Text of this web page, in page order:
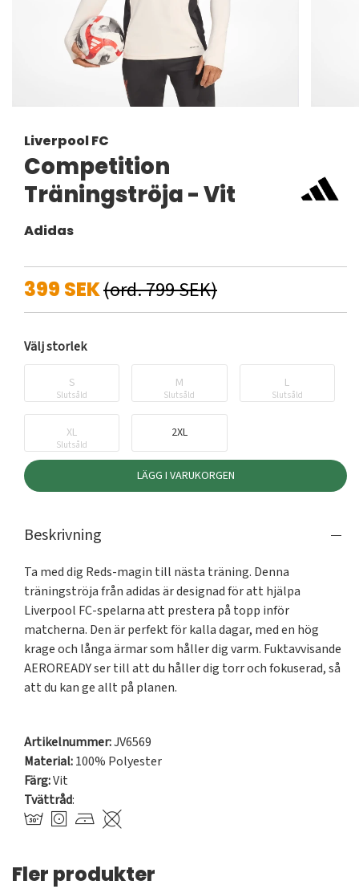
Liverpool FC
Competition
Träningströja - Vit
Adidas
399 SEK(ord. 799 SEK)
Välj storlek
S
Slutsåld
M
Slutsåld
L
Slutsåld
XL
Slutsåld
2XL
LÄGG I VARUKORGEN
Beskrivning
Ta med dig Reds-magin till nästa träning. Denna
träningströja från adidas är designad för att hjälpa
Liverpool FC-spelarna att prestera på topp inför
matcherna. Den är perfekt för kalla dagar, med en hög
krage och långa ärmar som håller dig varm. Fuktavvisande
AEROREADY ser till att du håller dig torr och fokuserad, så
att du kan ge allt på planen.
Artikelnummer:JV6569
Material:100% Polyester
Färg:Vit
Tvättråd:
Fler produkter